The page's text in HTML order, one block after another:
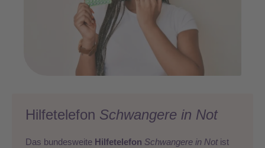
Hilfetelefon Schwangere in Not
Das bundesweite Hilfetelefon Schwangere in Notist